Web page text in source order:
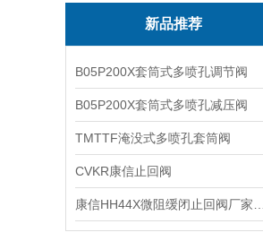
新品推荐
B05P200X套筒式多喷孔调节阀
B05P200X套筒式多喷孔减压阀
TMTTF淹没式多喷孔套筒阀
CVKR康信止回阀